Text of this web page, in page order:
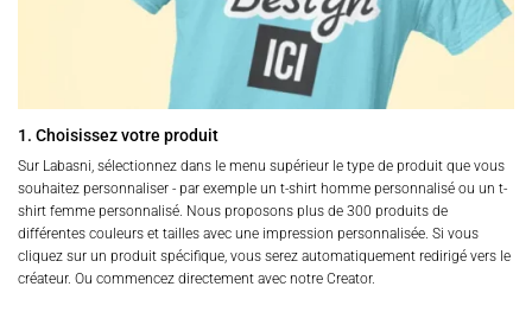
1. Choisissez votre produit
Sur Labasni, sélectionnez dans le menu supérieur le type de produit que vous
souhaitez personnaliser - par exemple un t-shirt homme personnalisé ou un t-
shirt femme personnalisé. Nous proposons plus de 300 produits de
différentes couleurs et tailles avec une impression personnalisée. Si vous
cliquez sur un produit spécifique, vous serez automatiquement redirigé vers le
créateur. Ou commencez directement avec notre Creator.